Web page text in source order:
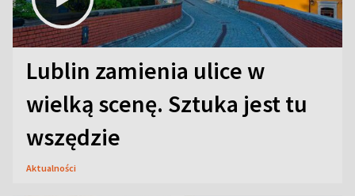
Lublin zamienia ulice w
wielką scenę. Sztuka jest tu
wszędzie
Aktualności